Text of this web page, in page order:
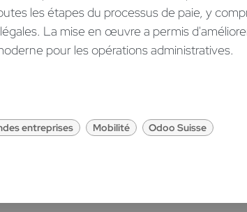
les étapes du processus de paie, y
La mise en œuvre a permis
pour les opérations administratives.
entreprises Mobilité Odoo Suisse